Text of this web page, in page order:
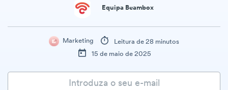
Equipa Beambox
Marketing
Leitura de 28 minutos
15 de maio de 2025